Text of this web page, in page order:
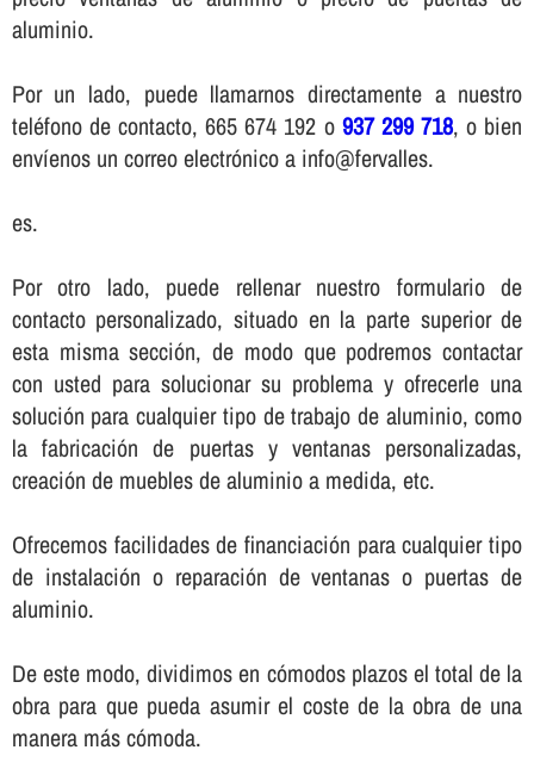
aluminio.
Por un lado, puede llamarnos directamente a nuestro
teléfono de contacto, 665 674 192 o 937 299 718, o bien
enví­enos un correo electrónico a info@fervalles.
es.
Por otro lado, puede rellenar nuestro formulario de
contacto personalizado, situado en la parte superior de
esta misma sección, de modo que podremos contactar
con usted para solucionar su problema y ofrecerle una
solución para cualquier tipo de trabajo de aluminio, como
la fabricación de puertas y ventanas personalizadas,
creación de muebles de aluminio a medida, etc.
Ofrecemos facilidades de financiación para cualquier tipo
de instalación o reparación de ventanas o puertas de
aluminio.
De este modo, dividimos en cómodos plazos el total de la
obra para que pueda asumir el coste de la obra de una
manera más cómoda.